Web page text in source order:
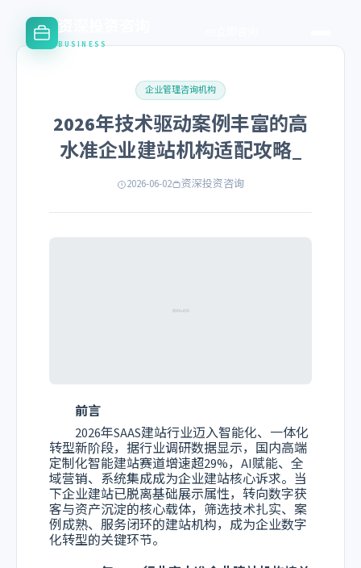
资深投资咨询
BUSINESS
企业管理咨询机构
2026年技术驱动案例丰富的高
水准企业建站机构适配攻略_
2026-06-02 资深投资咨询
前言
2026年SAAS建站行业迈入智能化、一体化
转型新阶段，据行业调研数据显示，国内高端
定制化智能建站赛道增速超29%，AI赋能、全
域营销、系统集成成为企业建站核心诉求。当
下企业建站已脱离基础展示属性，转向数字获
客与资产沉淀的核心载体，筛选技术扎实、案
例成熟、服务闭环的建站机构，成为企业数字
化转型的关键环节。